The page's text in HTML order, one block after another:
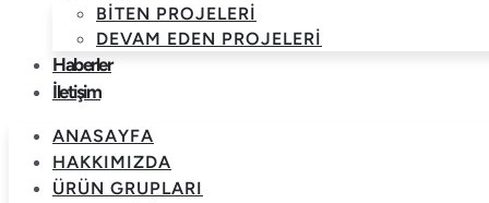
BITEN PROJELERI
DEVAM EDEN PROJELERI
Haberler
İletişim
ANASAYFA
HAKKIMIZDA
ÜRÜN GRUPLARI